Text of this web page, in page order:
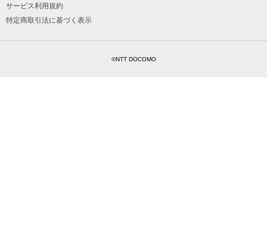
サービス利用規約
特定商取引法に基づく表示
©NTT DOCOMO